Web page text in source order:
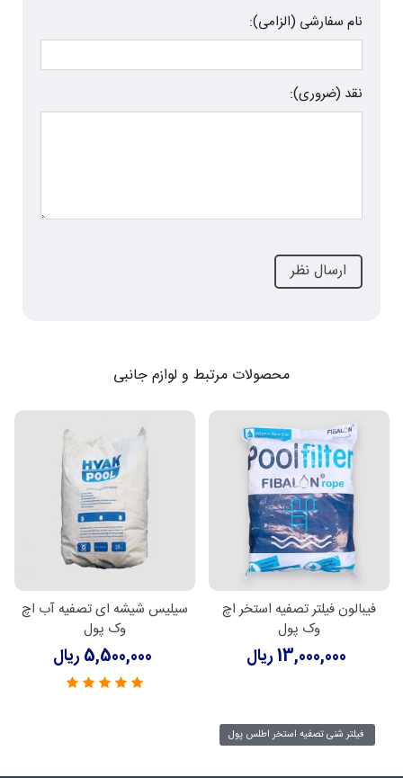
نام سفارشی (الزامی):
نقد (ضروری):
محصولات مرتبط و لوازم جانبی
فیبالون فیلتر تصفیه استخر اچ
وک پول
13,000,000 ریال
سیلیس شیشه ای تصفیه آب اچ
وک پول
5,500,000 ریال
فیلتر شنی تصفیه استخر اطلس پول